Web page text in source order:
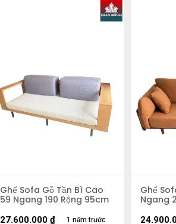
Ghế Sofa Gỗ Tần Bì Cao
59 Ngang 190 Rộng 95cm
1 năm trước
27.600.000 ₫
Ghế
Ngang